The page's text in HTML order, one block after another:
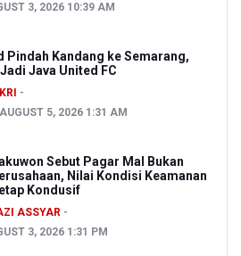
3, 2026 10:39 AM
Pindah Kandang ke Semarang,
Java United FC
5, 2026 1:31 AM
Sebut Pagar Mal Bukan
Nilai Kondisi Keamanan
Kondusif
ASSYAR
3, 2026 1:31 PM